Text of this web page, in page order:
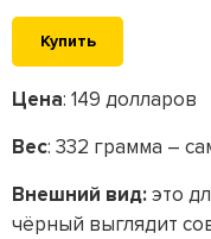
Купить
Цена: 149 долларов
Вес: 332 грамма –
Внешний вид:это
чёрный выглядит